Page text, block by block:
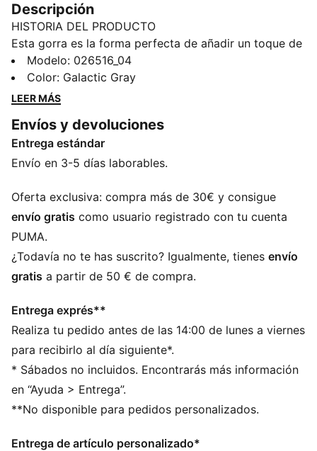
Descripción
HISTORIA DEL PRODUCTO
Esta gorra es la forma perfecta de añadir un toque de
espíritu de equipo a cualquier atuendo. Con los
colores de tu club orgullosamente presentes, te
permite mostrar tu lealtad allá donde vayas. Tanto si
simplemente estás disfrutando del sol, esta gorra
mantiene tu comodidad con estilo, al mismo tiempo
que representa a tu equipo con orgullo.
Producto fabricado con al menos un 20 % de algodón
reciclado
DETALLES
Gorra de béisbol con visera semicurva y corona alta
Forma de 5 paneles
personalizado
Panel frontal estructurado
Icono PUMA Cat bordado en la parte trasera
Modelo: 026516_04
Color: Galactic Gray
LEER MÁS
Envíos y devoluciones
Entrega estándar
Envío en 3-5 días laborables.
Oferta exclusiva: compra más de 30€ y consigue
envío gratis como usuario registrado con tu cuenta
PUMA.
¿Todavía no te has suscrito? Igualmente, tienes envío
gratis a partir de 50 € de compra.
Entrega exprés**
Realiza tu pedido antes de las 14:00 de lunes a viernes
para recibirlo al día siguiente*.
* Sábados no incluidos. Encontrarás más información
en “Ayuda > Entrega”.
**No disponible para pedidos personalizados.
Entrega de artículo personalizado*